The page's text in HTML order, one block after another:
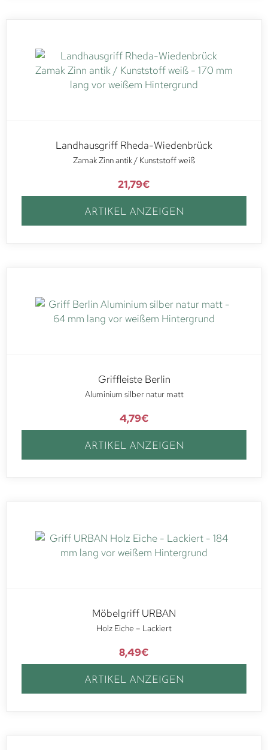
Landhausgriff Rheda-Wiedenbrück
Zamak Zinn antik / Kunststoff weiß
21,79€
ARTIKEL ANZEIGEN
Griffleiste Berlin
Aluminium silber natur matt
4,79€
ARTIKEL ANZEIGEN
Möbelgriff URBAN
Holz Eiche – Lackiert
8,49€
ARTIKEL ANZEIGEN